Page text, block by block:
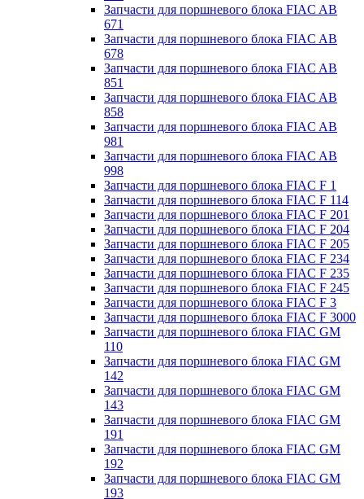
Запчасти для поршневого блока FIAC AB
671
Запчасти для поршневого блока FIAC AB
678
Запчасти для поршневого блока FIAC AB
851
Запчасти для поршневого блока FIAC AB
858
Запчасти для поршневого блока FIAC AB
981
Запчасти для поршневого блока FIAC AB
998
Запчасти для поршневого блока FIAC F 1
Запчасти для поршневого блока FIAC F 114
Запчасти для поршневого блока FIAC F 201
Запчасти для поршневого блока FIAC F 204
Запчасти для поршневого блока FIAC F 205
Запчасти для поршневого блока FIAC F 234
Запчасти для поршневого блока FIAC F 235
Запчасти для поршневого блока FIAC F 245
Запчасти для поршневого блока FIAC F 3
Запчасти для поршневого блока FIAC F 3000
Запчасти для поршневого блока FIAC GM
110
Запчасти для поршневого блока FIAC GM
142
Запчасти для поршневого блока FIAC GM
143
Запчасти для поршневого блока FIAC GM
191
Запчасти для поршневого блока FIAC GM
192
Запчасти для поршневого блока FIAC GM
193